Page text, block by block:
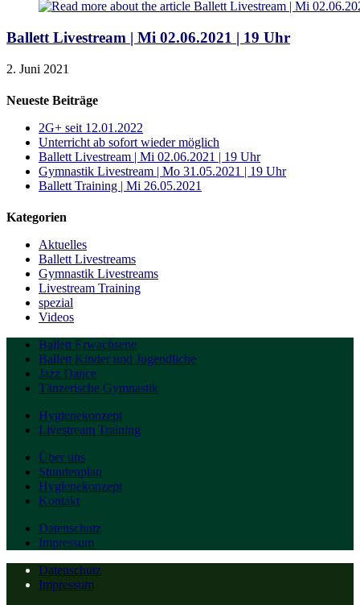
Ballett Livestream | Mi 02.06.2021 | 19 Uhr
2. Juni 2021
Neueste Beiträge
2G+ seit 12.01.2022
Unterricht ab sofort wieder möglich
Ballett Livestream | Mi 02.06.2021 | 19 Uhr
Gymnastik Livestream | Mo 31.05.2021 | 19 Uhr
Ballett Training | Mi 26.05.2021
Kategorien
Aktuelles
Ballett Livestreams
Gymnastik Livestreams
Livestream Training
spezial
Videos
Ballett Erwachsene
Ballett Kinder und Jugendliche
Jazz Dance
Tänzerische Gymnastik
Hygienekonzept
Livestream Training
Über uns
Stundenplan
Hygienekonzept
Kontakt
Datenschutz
Impressum
Datenschutz
Impressum